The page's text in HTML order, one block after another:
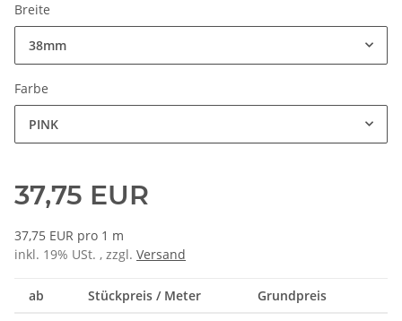
Breite
38mm
Farbe
PINK
37,75 EUR
37,75 EUR pro 1 m
inkl. 19% USt. , zzgl. Versand
ab Stückpreis / Meter Grundpreis